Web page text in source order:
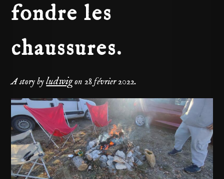
fondre les
chaussures.
A story byludwigon28 février 2022.